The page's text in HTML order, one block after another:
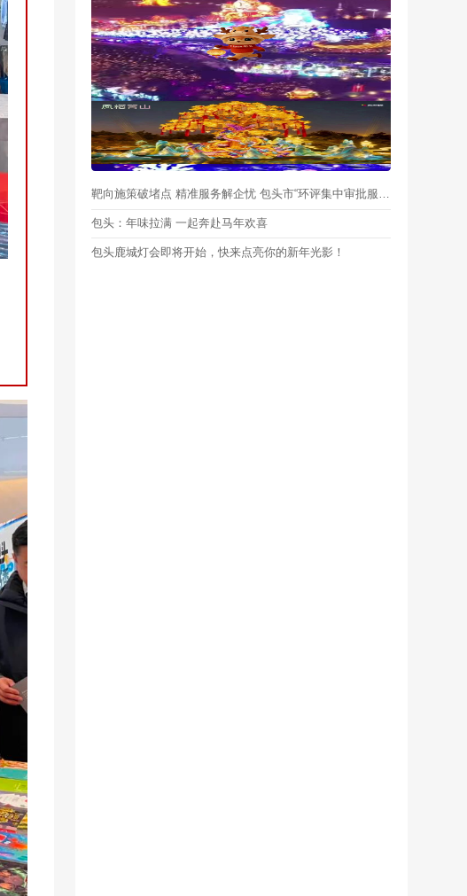
靶向施策破堵点 精准服务解企忧 包头市“环评集中审批服务月”启动
包头：年味拉满 一起奔赴马年欢喜
包头鹿城灯会即将开始，快来点亮你的新年光影！